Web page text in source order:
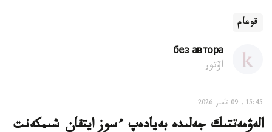
قوعام
без автора
اۆتور
15:45, 09 تامىز 2026
الەۋمەتتىك جەلىدە بەيادەپ ءسوز ايتقان شىمكەنت